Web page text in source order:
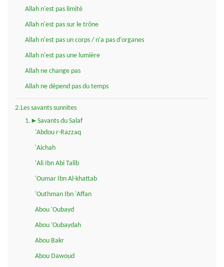
Allah n'est pas limité
Allah n'est pas sur le trône
Allah n'est pas un corps / n'a pas d'organes
Allah n'est pas une lumière
Allah ne change pas
Allah ne dépend pas du temps
2.Les savants sunnites
1.►Savants du Salaf
'Abdou r-Razzaq
'Aichah
'Ali Ibn Abi Talib
'Oumar Ibn Al-khattab
'Outhman Ibn 'Affan
Abou 'Oubayd
Abou 'Oubaydah
Abou Bakr
Abou Dawoud